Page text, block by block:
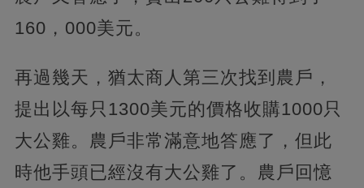
160，000美元。
再過幾天，猶太商人第三次找到農戶，
提出以每只1300美元的價格收購1000只
大公雞。農戶非常滿意地答應了，但此
時他手頭已經沒有大公雞了。農戶回憶